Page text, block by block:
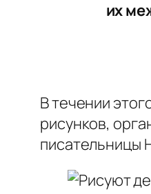
их
В течении
рисунков,
писательницы